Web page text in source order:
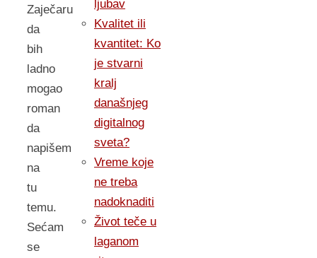
Zaječaru
da
bih
ladno
mogao
roman
da
napišem
na
tu
temu.
Sećam
se
ljubav
Kvalitet ili
kvantitet: Ko
je stvarni
kralj
današnjeg
digitalnog
sveta?
Vreme koje
ne treba
nadoknaditi
Život teče u
laganom